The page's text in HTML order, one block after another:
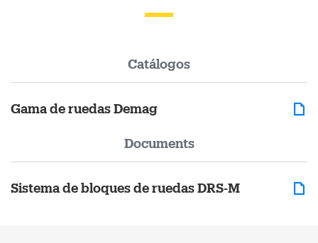
Catálogos
Gama de ruedas Demag
Documents
Sistema de bloques de ruedas DRS-M